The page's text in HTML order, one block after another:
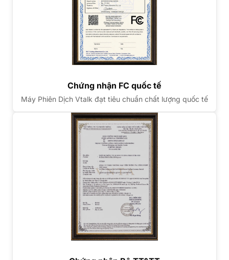
Chứng nhận FC quốc tế
Máy Phiên Dịch Vtalk đạt tiêu chuẩn chất lượng quốc tế